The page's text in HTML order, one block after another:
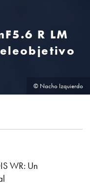
R LM
© Nacho Izquierdo
WR: Un